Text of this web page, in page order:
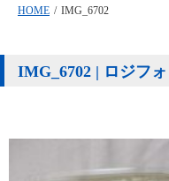
HOME / IMG_6702
IMG_6702 | ロジフ